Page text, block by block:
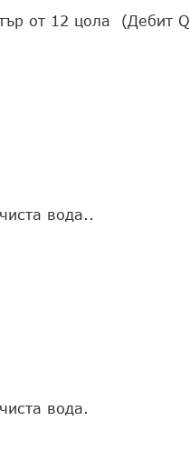
от 12 цола (Дебит Q
вода..
вода.